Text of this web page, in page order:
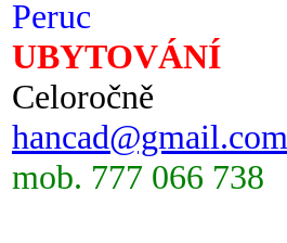
Peruc
UBYTOVÁNÍ
Celoročně
hancad@gmail.com
mob. 777 066 738